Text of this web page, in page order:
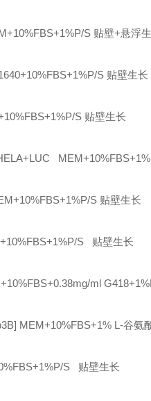
S 贴壁+悬浮
S 贴壁生长
S 贴壁生长
S 贴壁生长
S 贴壁生长
ml
MEM+10%FBS+1% L-谷氨
S 贴壁生长